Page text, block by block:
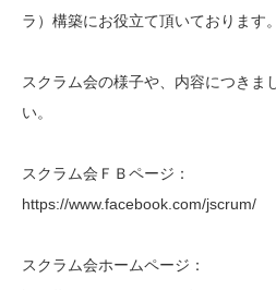
ラ）構築にお役立て頂いております。
スクラム会の様子や、内容につきま
い。
スクラム会ＦＢページ：
https://www.facebook.com/jscrum/
スクラム会ホームページ：